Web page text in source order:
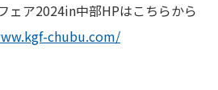
ェア2024in中部HPはこちらから
chubu.com/